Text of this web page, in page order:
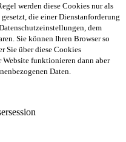
werden diese Cookies nur als
die einer Dienstanforderung
dem
Sie können Ihren Browser so
Sie über diese Cookies
funktionieren dann aber
Daten.